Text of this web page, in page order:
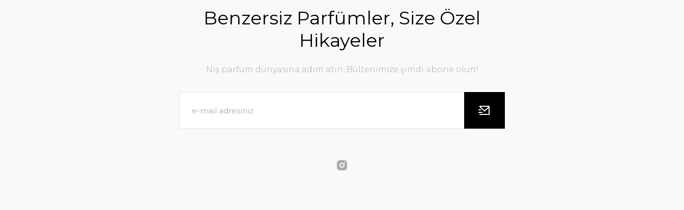
Benzersiz Parfümler, Size Özel
Hikayeler
Niş parfüm dünyasına adım atın. Bültenimize şimdi abone olun!